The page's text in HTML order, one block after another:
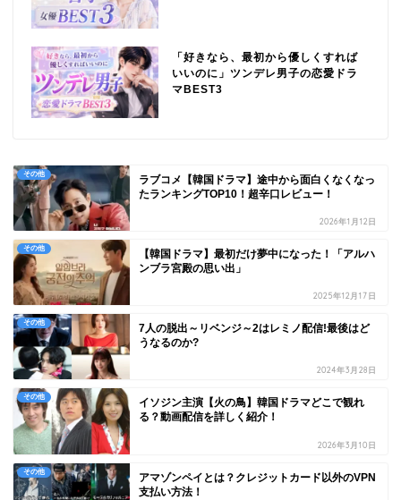
「好きなら、最初から優しくすれば
いいのに」ツンデレ男子の恋愛ドラ
マBEST3
その他
ラブコメ【韓国ドラマ】途中から面白くなくなっ
たランキングTOP10！超辛口レビュー！
2026年1月12日
その他
【韓国ドラマ】最初だけ夢中になった！「アルハ
ンブラ宮殿の思い出」
2025年12月17日
その他
7人の脱出～リベンジ～2はレミノ配信!最後はど
うなるのか?
2024年3月28日
その他
イソジン主演【火の鳥】韓国ドラマどこで観れ
る？動画配信を詳しく紹介！
2026年3月10日
その他
アマゾンペイとは？クレジットカード以外のVPN
支払い方法！